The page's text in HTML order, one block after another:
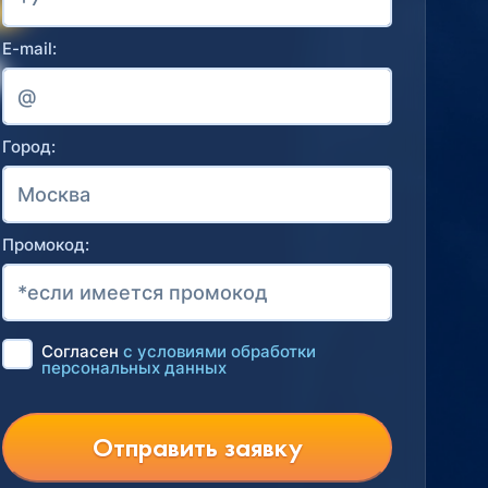
E-mail:
Город:
Промокод:
Согласен с условиями обработки
персональных данных
Отправить заявку